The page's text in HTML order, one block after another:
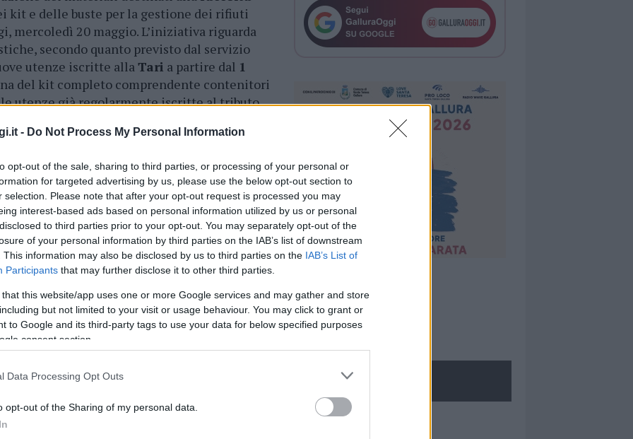
- Do Not Process My Personal Information
opt-out of the sale, sharing to third parties, or processing of your personal or
for targeted advertising by us, please use the below opt-out section to
selection. Please note that after your opt-out request is processed you may
interest-based ads based on personal information utilized by us or personal
to third parties prior to your opt-out. You may separately opt-out of the
of your personal information by third parties on the IAB’s list of downstream
This information may also be disclosed by us to third parties on the IAB’s List of
Participants that may further disclose it to other third parties.
that this website/app uses one or more Google services and may gather and store
but not limited to your visit or usage behaviour. You may click to grant or
to Google and its third-party tags to use your data for below specified purposes
consent section.
Data Processing Opt Outs
opt-out of the Sharing of my personal data.
kit e delle buste per la gestione dei rifiuti
mercoledì 20 maggio. L’iniziativa riguarda
secondo quanto previsto dal servizio
utenze iscritte allaTari a partire dal 1
del kit completo comprendente contenitori
utenze già regolarmente iscritte al tributo,
prima dotazione
dei mastelli della raccolta
sono tenuti apresentarsi muniti di
dell’utenza e della ricevuta di
avviene presso l’ufficio della società De
dal lunedì al venerdì dalle 9 alle 13 e
è possibile rivolgersi all’ufficio
contattabile anche tramite ilnumero
di posta elettronica
NECROLOGIE